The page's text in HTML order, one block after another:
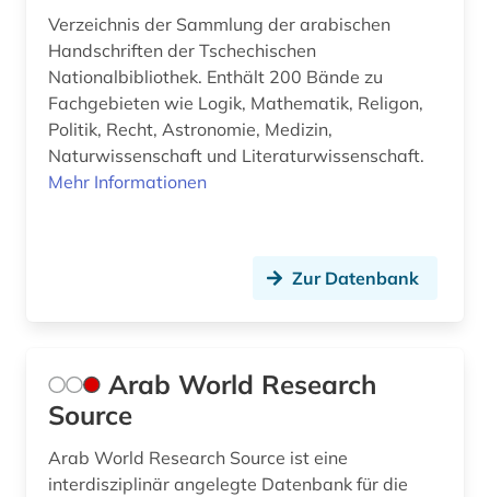
Verzeichnis der Sammlung der arabischen
Handschriften der Tschechischen
Nationalbibliothek. Enthält 200 Bände zu
Fachgebieten wie Logik, Mathematik, Religon,
Politik, Recht, Astronomie, Medizin,
Naturwissenschaft und Literaturwissenschaft.
Mehr Informationen
Zur Datenbank
Arab World Research
Source
Arab World Research Source ist eine
interdisziplinär angelegte Datenbank für die